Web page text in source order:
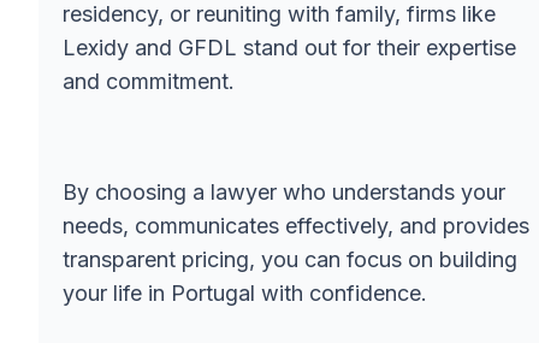
residency, or reuniting with family, firms like
Lexidy and GFDL stand out for their expertise
and commitment.
By choosing a lawyer who understands your
needs, communicates effectively, and provides
transparent pricing, you can focus on building
your life in Portugal with confidence.